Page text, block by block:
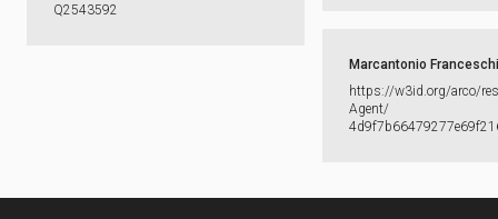
Q2543592
Marcantonio
https:​/​/​w3id.​org/​arco/​
Agent/​